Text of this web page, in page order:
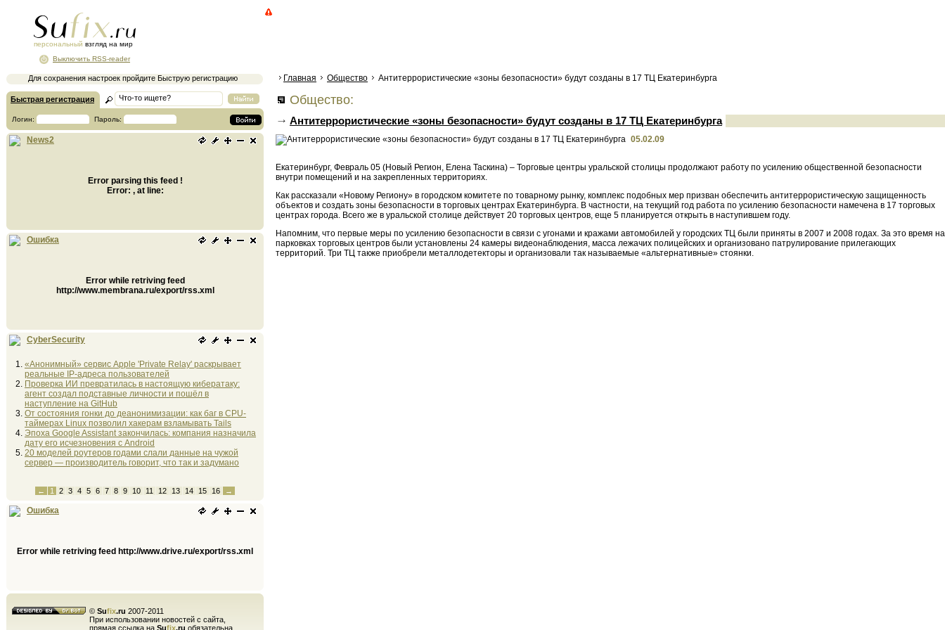
персональный взгляд на мир
Для сохранения настроек пройдите Быструю регистрацию
Выключить RSS-reader
Быстрая регистрация
Логин: Пароль:
News2
Error parsing this feed !
Error: , at line:
Ошибка
Error while retriving feed
http://www.membrana.ru/export/rss.xml
CyberSecurity
«Анонимный» сервис Apple 'Private Relay' раскрывает
реальные IP-адреса пользователей
Проверка ИИ превратилась в настоящую кибератаку:
агент создал подставные личности и пошёл в
наступление на GitHub
От состояния гонки до деанонимизации: как баг в CPU-
таймерах Linux позволил хакерам взламывать Tails
Эпоха Google Assistant закончилась: компания назначила
дату его исчезновения с Android
20 моделей роутеров годами слали данные на чужой
сервер — производитель говорит, что так и задумано
← 1 2 3 4 5 6 7 8 9 10 11 12 13 14 15 16 →
Ошибка
Error while retriving feed http://www.drive.ru/export/rss.xml
© Sufix.ru 2007-2011
При использовании новостей с сайта,
прямая ссылка на Sufix.ru обязательна
Главная Общество Антитеррористические «зоны безопасности» будут созданы в 17 ТЦ Екатеринбурга
Общество:
Антитеррористические «зоны безопасности» будут созданы в 17 ТЦ Екатеринбурга
05.02.09
Екатеринбург, Февраль 05 (Новый Регион, Елена Таскина) – Торговые центры уральской столицы продолжают работу по усилению общественной безопасности
внутри помещений и на закрепленных территориях.
Как рассказали «Новому Региону» в городском комитете по товарному рынку, комплекс подобных мер призван обеспечить антитеррористическую защищенность
объектов и создать зоны безопасности в торговых центрах Екатеринбурга. В частности, на текущий год работа по усилению безопасности намечена в 17 торговых
центрах города. Всего же в уральской столице действует 20 торговых центров, еще 5 планируется открыть в наступившем году.
Напомним, что первые меры по усилению безопасности в связи с угонами и кражами автомобилей у городских ТЦ были приняты в 2007 и 2008 годах. За это время на
парковках торговых центров были установлены 24 камеры видеонаблюдения, масса лежачих полицейских и организовано патрулирование прилегающих
территорий. Три ТЦ также приобрели металлодетекторы и организовали так называемые «альтернативные» стоянки.